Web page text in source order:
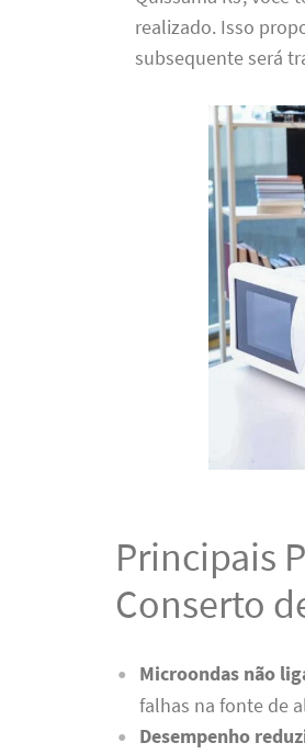
realizado. Isso
subsequente será
Principais
Conserto
Microondas não
falhas na fonte de
Desempenho